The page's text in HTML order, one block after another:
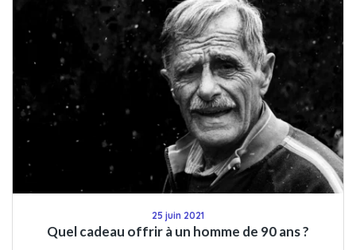
25 juin 2021
Quel cadeau offrir à un homme de 90 ans ?